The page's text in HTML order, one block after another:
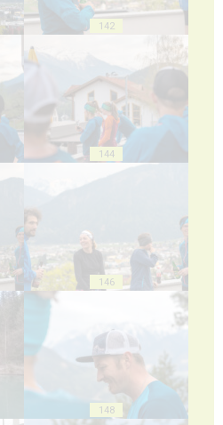
142
144
146
148